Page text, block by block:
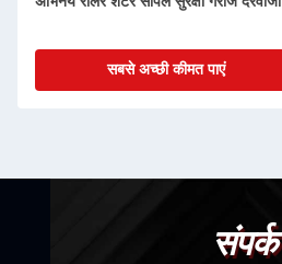
सबसे अच्छी कीमत पाएं
संपर्क